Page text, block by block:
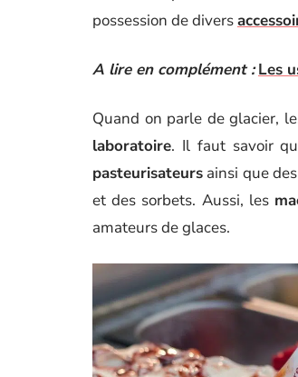
possession de divers
A lire en complément : Les
Quand on parle de glacier,
laboratoire. Il faut savoir
pasteurisateurs ainsi que des
et des sorbets. Aussi, les
amateurs de glaces.